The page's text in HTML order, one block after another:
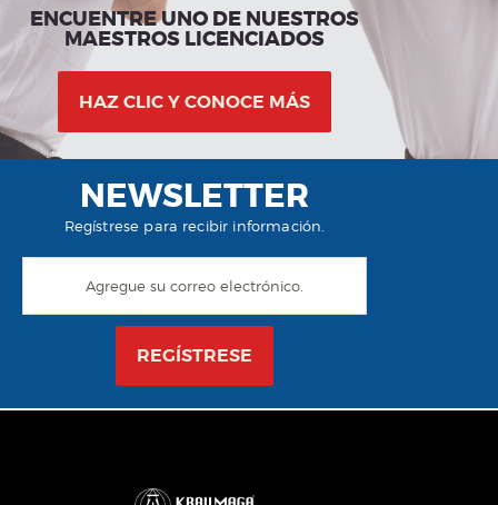
ENCUENTRE UNO DE NUESTROS
MAESTROS LICENCIADOS
HAZ CLIC Y CONOCE MÁS
NEWSLETTER
Regístrese para recibir información.